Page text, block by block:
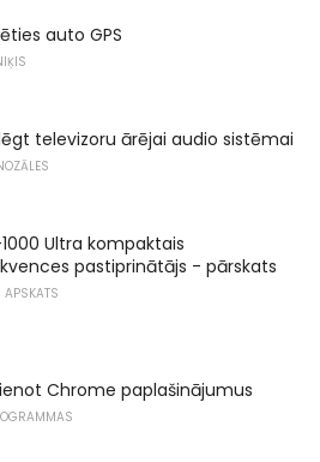
auto GPS
televizoru ārējai audio sistēmai
1000 Ultra kompaktais
pastiprinātājs - pārskats
APSKATS
Chrome paplašinājumus